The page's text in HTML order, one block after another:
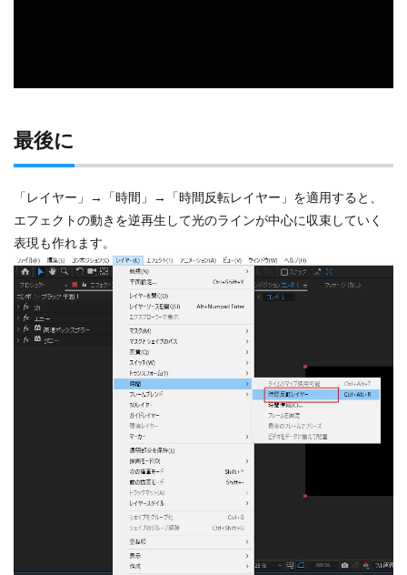
最後に
「レイヤー」→「時間」→「時間反転レイヤー」を適用すると、
エフェクトの動きを逆再生して光のラインが中心に収束していく
表現も作れます。